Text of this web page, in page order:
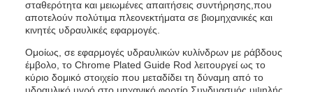
σταθερότητα και μειωμένες απαιτήσεις συντήρησης,που
αποτελούν πολύτιμα πλεονεκτήματα σε βιομηχανικές και
κινητές υδραυλικές εφαρμογές.
Ομοίως, σε εφαρμογές υδραυλικών κυλίνδρων με ράβδους
έμβολο, το Chrome Plated Guide Rod λειτουργεί ως το
κύριο δομικό στοιχείο που μεταδίδει τη δύναμη από το